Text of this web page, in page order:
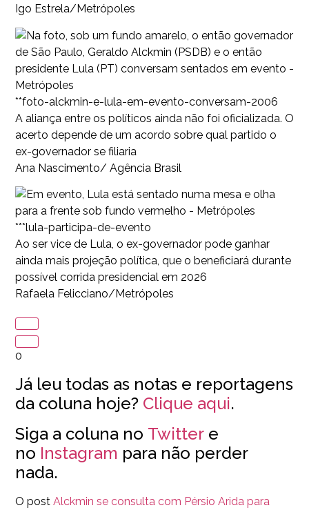
Igo Estrela/Metrópoles
**foto-alckmin-e-lula-em-evento-conversam-2006
A aliança entre os políticos ainda não foi oficializada. O
acerto depende de um acordo sobre qual partido o
ex-governador se filiaria
Ana Nascimento/ Agência Brasil
***lula-participa-de-evento
Ao ser vice de Lula, o ex-governador pode ganhar
ainda mais projeção política, que o beneficiará durante
possível corrida presidencial em 2026
Rafaela Felicciano/Metrópoles
0
Já leu todas as notas e reportagens
da coluna hoje? Clique aqui.
Siga a coluna no Twitter e
no Instagram para não perder
nada.
O post Alckmin se consulta com Pérsio Arida para